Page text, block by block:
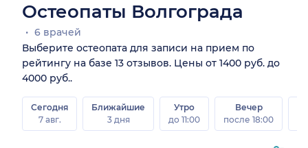
Остеопаты Волгограда
6 врачей
Выберите остеопата для записи на прием по
рейтингу на базе 13 отзывов. Цены от 1400 руб. до
4000 руб..
Сегодня
7 авг.
Ближайшие
3 дня
Утро
до 11:00
Вечер
после 18:00